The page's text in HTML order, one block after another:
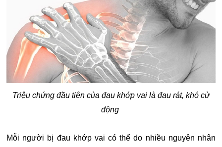
Triệu chứng đầu tiên của đau khớp vai là đau rát, khó cử
động
Mỗi người bị đau khớp vai có thể do nhiều nguyên nhân